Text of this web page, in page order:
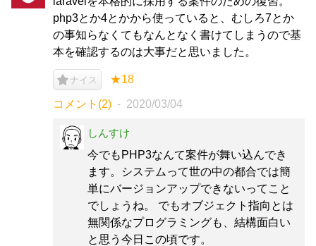
php3とか4とかから使っていると、むしろ7とか
の事知らなくてもなんとなく書けてしまうので基
本を確認するのは大事だと思いました。
ナイス ★18
コメント(2) 2020/03/04
しんすけ
今でもPHP3なんて案件が舞い込んでき
ます。システムって世の中の都合では簡
単にバージョンアップできないってこと
でしょうね。 でもオブジェクト指向とは
無関係なプログラミングも、結構面白い
と思う今日この頃です。